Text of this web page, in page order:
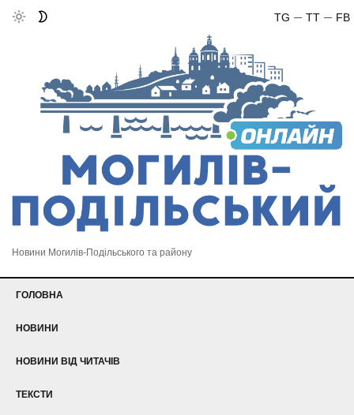
FB
TT
TG
Новини Могилів-Подільського та району
ГОЛОВНА
НОВИНИ
НОВИНИ ВІД ЧИТАЧІВ
ТЕКСТИ